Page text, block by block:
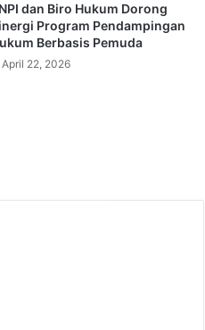
dan Biro Hukum Dorong
Program Pendampingan
Berbasis Pemuda
April 22, 2026